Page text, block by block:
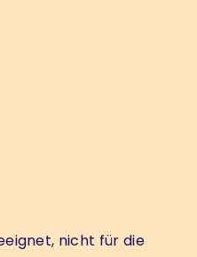
nicht für die